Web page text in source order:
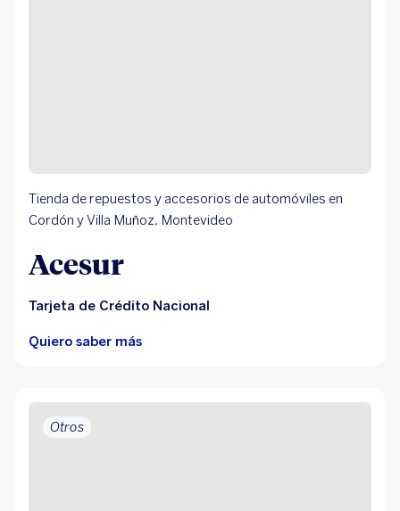
Tienda de repuestos y accesorios de automóviles en
Cordón y Villa Muñoz, Montevideo
Acesur
Tarjeta de Crédito Nacional
Quiero saber más
Otros